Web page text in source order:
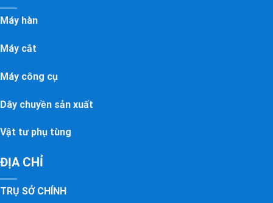
Máy hàn
Máy cắt
Máy công cụ
Dây chuyền sản xuất
Vật tư phụ tùng
ĐỊA CHỈ
TRỤ SỞ CHÍNH